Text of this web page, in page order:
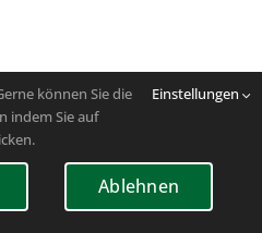
können Sie die
indem Sie auf
Einstellungen
Ablehnen